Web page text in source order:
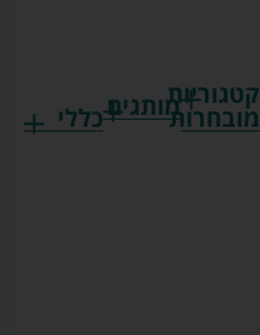
קטגוריות
מובחרותמותגים
גרקו
כללי